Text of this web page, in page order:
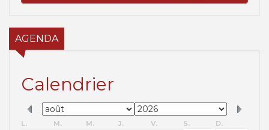
AGENDA
Calendrier
L. M. M. J. V. S.
D.